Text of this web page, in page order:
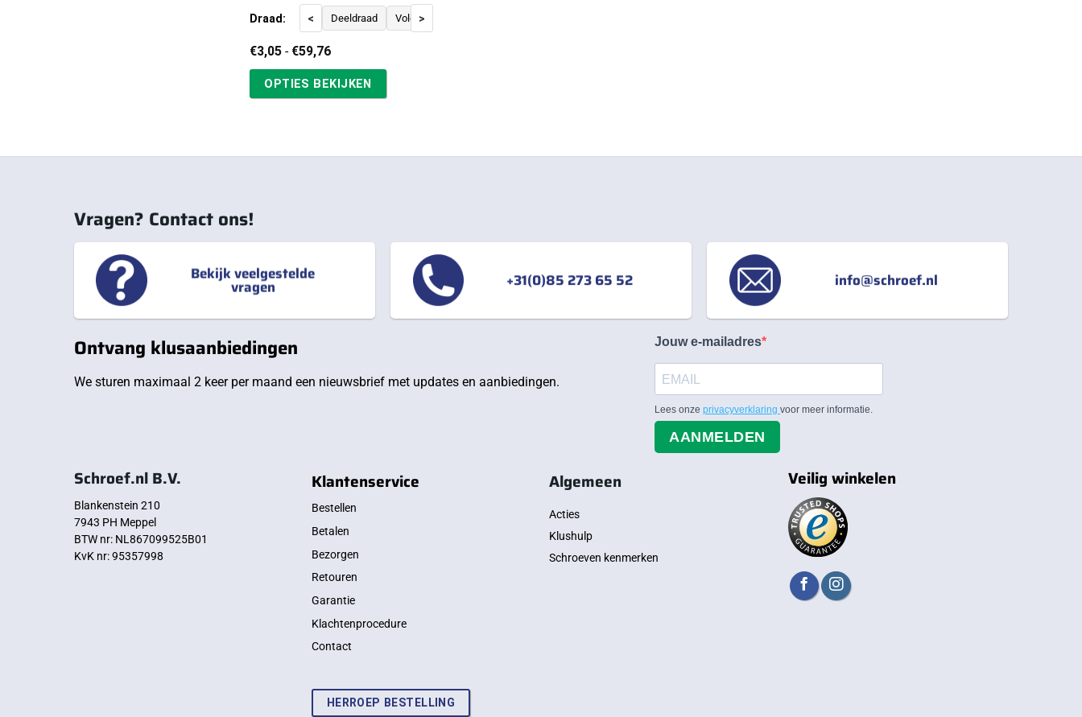
Draad: < Deeldraad Voldraad
>
€3,05 - €59,76Prijsklasse:
€59,76
OPTIES BEKIJKEN
Vragen? Contact ons!
Bekijk veelgestelde
vragen +31(0)85 273 65 52 info@schroef.nl
Ontvang klusaanbiedingen
We sturen maximaal 2 keer per maand een nieuwsbrief met updates en aanbiedingen.
Jouw e-mailadres
Lees onzeprivacyverklaringvoor meer informatie.
AANMELDEN
Schroef.nl B.V.
Blankenstein 210
7943 PH Meppel
BTW nr: NL867099525B01
KvK nr: 95357998
Klantenservice
Bestellen
Betalen
Bezorgen
Retouren
Garantie
Klachtenprocedure
Contact
HERROEP BESTELLING
Algemeen
Acties
Klushulp
Schroeven kenmerken
Veilig winkelen